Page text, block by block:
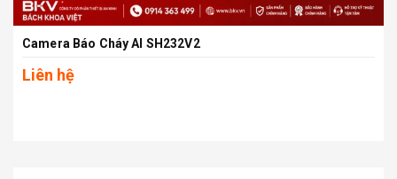
Camera Báo Cháy AI SH232V2
Liên hệ